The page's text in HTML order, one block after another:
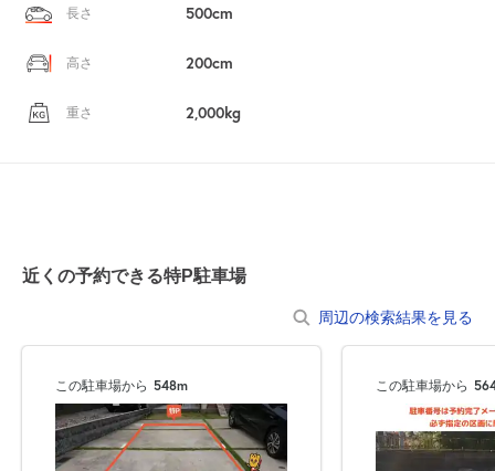
長さ 500cm
高さ 200cm
重さ 2,000kg
近くの予約できる特P駐車場
周辺の検索結果を見る
この駐車場から 548m この駐車場から